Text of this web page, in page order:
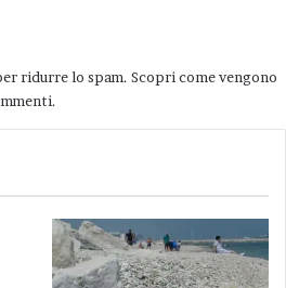
potete trarre utili
di Borgogna, Montbard e
2023
Chinon
ridurre lo spam. Scopri come vengono
.